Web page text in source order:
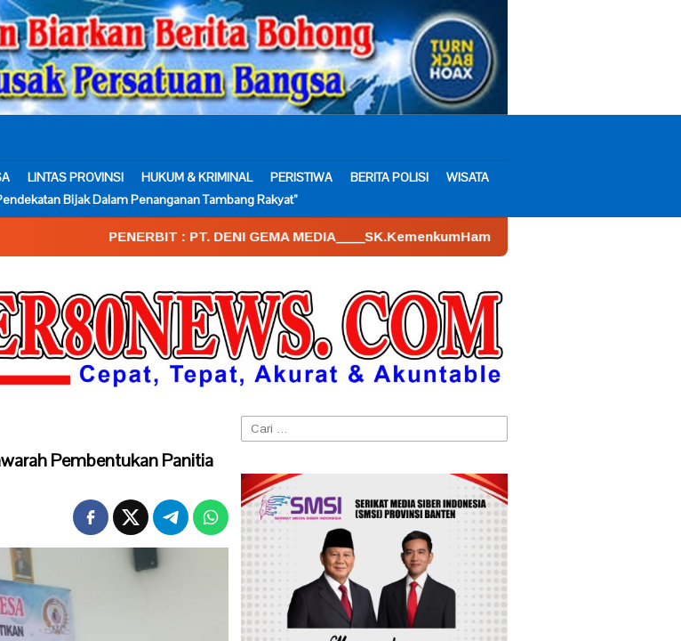
LINTAS PROVINSI HUKUM & KRIMINAL PERISTIWA BERITA POLISI
WISATA
Bijak Dalam Penanganan Tambang Rakyat”
PENERBIT : PT. DENI GEMA MEDIA____SK.KemenkumHam : AHU – 026590.AH.01.30.___Tahun 2022.
Pembentukan Panitia
Cari
untuk: